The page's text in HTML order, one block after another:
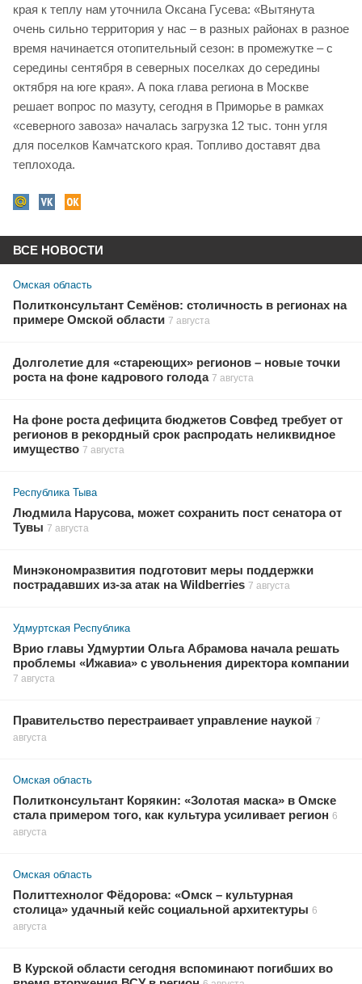
края к теплу нам уточнила Оксана Гусева: «Вытянута
очень сильно территория у нас – в разных районах в разное
время начинается отопительный сезон: в промежутке – с
середины сентября в северных поселках до середины
октября на юге края». А пока глава региона в Москве
решает вопрос по мазуту, сегодня в Приморье в рамках
«северного завоза» началась загрузка 12 тыс. тонн угля
для поселков Камчатского края. Топливо доставят два
теплохода.
ВСЕ НОВОСТИ
Омская область
Политконсультант Семёнов: столичность в регионах на
примере Омской области 7 августа
Долголетие для «стареющих» регионов – новые точки
роста на фоне кадрового голода 7 августа
На фоне роста дефицита бюджетов Совфед требует от
регионов в рекордный срок распродать неликвидное
имущество 7 августа
Республика Тыва
Людмила Нарусова, может сохранить пост сенатора от
Тувы 7 августа
Минэкономразвития подготовит меры поддержки
пострадавших из-за атак на Wildberries 7 августа
Удмуртская Республика
Врио главы Удмуртии Ольга Абрамова начала решать
проблемы «Ижавиа» с увольнения директора компании
7 августа
Правительство перестраивает управление наукой 7
августа
Омская область
Политконсультант Корякин: «Золотая маска» в Омске
стала примером того, как культура усиливает регион 6
августа
Омская область
Политтехнолог Фёдорова: «Омск – культурная
столица» удачный кейс социальной архитектуры 6
августа
В Курской области сегодня вспоминают погибших во